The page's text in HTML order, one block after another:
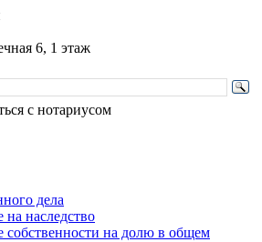
6, 1 этаж
с нотариусом
дела
на наследство
собственности на долю в общем